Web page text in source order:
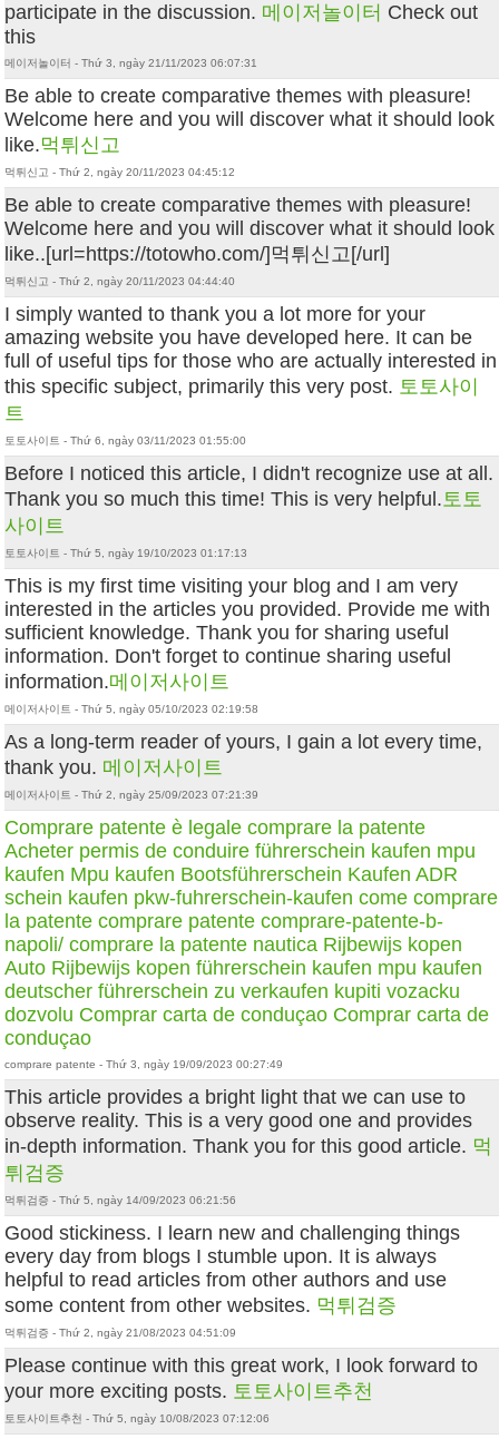
participate in the discussion. 메이저놀이터 Check out
this
메이저놀이터 - Thứ 3, ngày 21/11/2023 06:07:31
Be able to create comparative themes with pleasure!
Welcome here and you will discover what it should look
like.먹튀신고
먹튀신고 - Thứ 2, ngày 20/11/2023 04:45:12
Be able to create comparative themes with pleasure!
Welcome here and you will discover what it should look
like..[url=https://totowho.com/]먹튀신고[/url]
먹튀신고 - Thứ 2, ngày 20/11/2023 04:44:40
I simply wanted to thank you a lot more for your
amazing website you have developed here. It can be
full of useful tips for those who are actually interested in
this specific subject, primarily this very post. 토토사이
트
토토사이트 - Thứ 6, ngày 03/11/2023 01:55:00
Before I noticed this article, I didn't recognize use at all.
Thank you so much this time! This is very helpful.토토
사이트
토토사이트 - Thứ 5, ngày 19/10/2023 01:17:13
This is my first time visiting your blog and I am very
interested in the articles you provided. Provide me with
sufficient knowledge. Thank you for sharing useful
information. Don't forget to continue sharing useful
information.메이저사이트
메이저사이트 - Thứ 5, ngày 05/10/2023 02:19:58
As a long-term reader of yours, I gain a lot every time,
thank you. 메이저사이트
메이저사이트 - Thứ 2, ngày 25/09/2023 07:21:39
Comprare patente è legale comprare la patente
Acheter permis de conduire führerschein kaufen mpu
kaufen Mpu kaufen Bootsführerschein Kaufen ADR
schein kaufen pkw-fuhrerschein-kaufen come comprare
la patente comprare patente comprare-patente-b-
napoli/ comprare la patente nautica Rijbewijs kopen
Auto Rijbewijs kopen führerschein kaufen mpu kaufen
deutscher führerschein zu verkaufen kupiti vozacku
dozvolu Comprar carta de conduçao Comprar carta de
conduçao
comprare patente - Thứ 3, ngày 19/09/2023 00:27:49
This article provides a bright light that we can use to
observe reality. This is a very good one and provides
in-depth information. Thank you for this good article. 먹
튀검증
먹튀검증 - Thứ 5, ngày 14/09/2023 06:21:56
Good stickiness. I learn new and challenging things
every day from blogs I stumble upon. It is always
helpful to read articles from other authors and use
some content from other websites. 먹튀검증
먹튀검증 - Thứ 2, ngày 21/08/2023 04:51:09
Please continue with this great work, I look forward to
your more exciting posts. 토토사이트추천
토토사이트추천 - Thứ 5, ngày 10/08/2023 07:12:06